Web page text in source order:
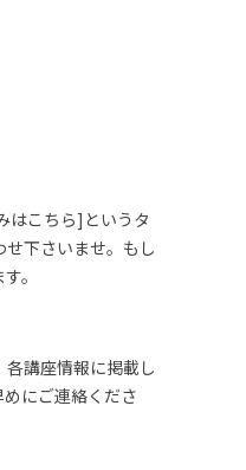
はこちら]というタ
下さいませ。もし
。
講座情報に掲載し
にご連絡くださ